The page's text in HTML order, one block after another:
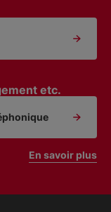
etc.
En savoir plus